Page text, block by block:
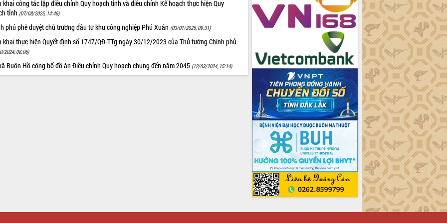
khai công tác lập điều chỉnh Quy hoạch tỉnh và điều chỉnh Kế hoạch thực hiện Quy
tỉnh (07/08/2025, 14:46)
phủ phê duyệt chủ trương đầu tư khu công nghiệp Phú Xuân (03/01/2025, 09:31)
khai thực hiện Quyết định số 1747/QĐ-TTg ngày 30/12/2023 của Thủ tướng Chính phủ
2024, 08:06)
Buôn Hồ công bố đồ án Điều chỉnh Quy hoạch chung đến năm 2045 (12/03/2024, 15:14)